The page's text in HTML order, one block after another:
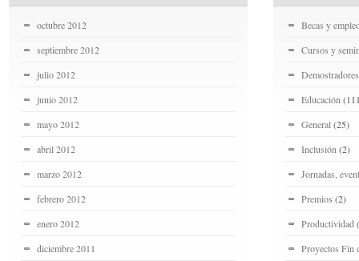
octubre 2012
septiembre 2012
julio 2012
junio 2012
mayo 2012
abril 2012
marzo 2012
febrero 2012
enero 2012
diciembre 2011
Becas y
Cursos y
Demostradores
Educación
General (25)
Inclusión (2)
Jornadas,
Premios (2)
Productividad
Proyectos Fin